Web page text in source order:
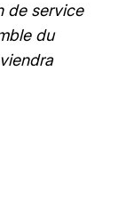
de service
du